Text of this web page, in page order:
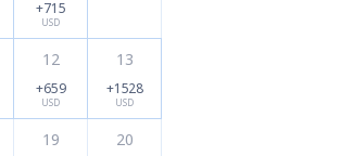
+715
USD
12
+659
USD
13
+1528
USD
19 20